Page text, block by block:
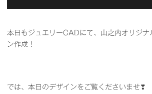
本日もジュエリーCADにて、山之内オリジナ
ン作成！
では、本日のデザインをご覧くださいませ❣